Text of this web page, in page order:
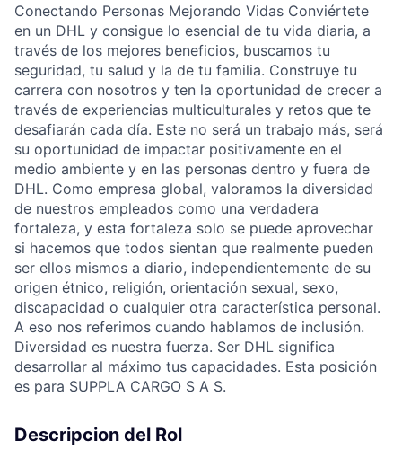
Conectando Personas Mejorando Vidas Conviértete
en un DHL y consigue lo esencial de tu vida diaria, a
través de los mejores beneficios, buscamos tu
seguridad, tu salud y la de tu familia. Construye tu
carrera con nosotros y ten la oportunidad de crecer a
través de experiencias multiculturales y retos que te
desafiarán cada día. Este no será un trabajo más, será
su oportunidad de impactar positivamente en el
medio ambiente y en las personas dentro y fuera de
DHL. Como empresa global, valoramos la diversidad
de nuestros empleados como una verdadera
fortaleza, y esta fortaleza solo se puede aprovechar
si hacemos que todos sientan que realmente pueden
ser ellos mismos a diario, independientemente de su
origen étnico, religión, orientación sexual, sexo,
discapacidad o cualquier otra característica personal.
A eso nos referimos cuando hablamos de inclusión.
Diversidad es nuestra fuerza. Ser DHL significa
desarrollar al máximo tus capacidades. Esta posición
es para SUPPLA CARGO S A S.
Descripcion del Rol